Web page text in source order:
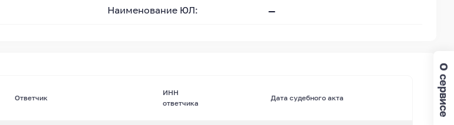
Наименование ЮЛ: —
Ответчик
ИНН
ответчика
Дата судебного акта О сервисе